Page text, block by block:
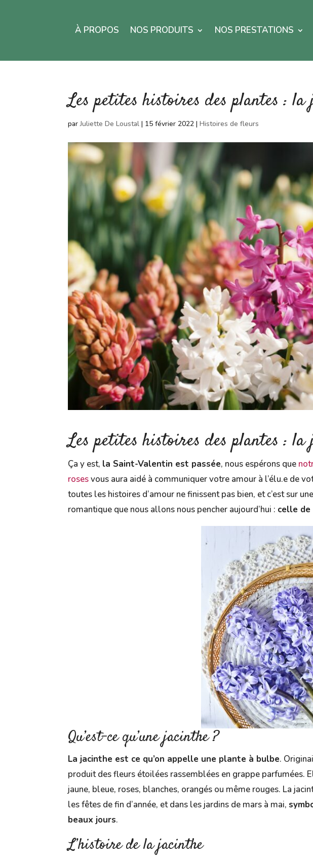
À PROPOS NOS PRODUITS NOS PRESTATIONS
Les petites histoires des plantes :
parJuliette De Loustal | 15 février 2022 |Histoires de fleurs
Les petites histoires des plantes :
Ça y est, la Saint-Valentin est passée, nous espérons que
rosesvous aura aidé à communiquer votre amour à l’élu.e de
toutes les histoires d’amour ne finissent pas bien, et c’est sur
romantique que nous allons nous pencher aujourd’hui : celle
Qu’est-ce qu’une jacinthe ?
La jacinthe est ce qu’on appelle une plante à bulbe.
produit des fleurs étoilées rassemblées en grappe parfumées.
jaune, bleue, roses, blanches, orangés ou même rouges. La
les fêtes de fin d’année, et dans les jardins de mars à mai,
beaux jours.
L’histoire de la jacinthe